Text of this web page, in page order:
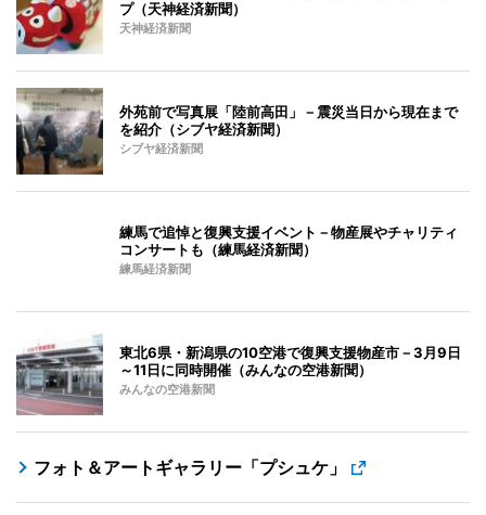
プ（天神経済新聞）
天神経済新聞
外苑前で写真展「陸前高田」－震災当日から現在まで
を紹介（シブヤ経済新聞）
シブヤ経済新聞
練馬で追悼と復興支援イベント－物産展やチャリティ
コンサートも（練馬経済新聞）
練馬経済新聞
東北6県・新潟県の10空港で復興支援物産市－3月9日
～11日に同時開催（みんなの空港新聞）
みんなの空港新聞
フォト＆アートギャラリー「プシュケ」